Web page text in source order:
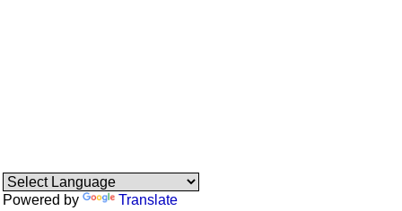
Powered by Translate